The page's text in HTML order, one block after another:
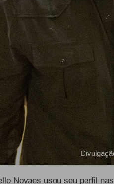
Novaes usou seu perfil